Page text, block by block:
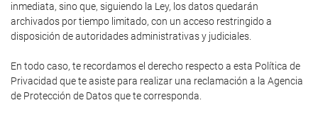
inmediata, sino que, siguiendo la Ley, los datos quedarán
archivados por tiempo limitado, con un acceso restringido a
disposición de autoridades administrativas y judiciales.
En todo caso, te recordamos el derecho respecto a esta Política de
Privacidad que te asiste para realizar una reclamación a la Agencia
de Protección de Datos que te corresponda.